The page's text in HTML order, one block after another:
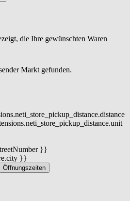
die Ihre gewünschten Waren
Markt gefunden.
}}
}}
Öffnungszeiten